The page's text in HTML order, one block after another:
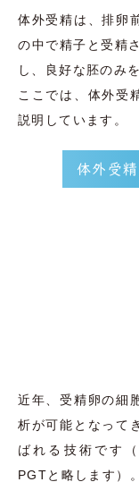
体外受精は、排卵
の中で精子と受精
し、良好な胚のみ
ここでは、体外受
説明しています。
体外受
近年、受精卵の細
析が可能となって
ばれる技術です
PGTと略します）。